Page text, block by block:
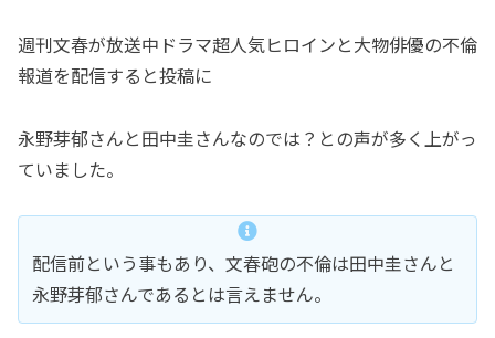
週刊文春が放送中ドラマ超人気ヒロインと大物俳優の不倫
報道を配信すると投稿に
永野芽郁さんと田中圭さんなのでは？との声が多く上がっ
ていました。
配信前という事もあり、文春砲の不倫は田中圭さんと
永野芽郁さんであるとは言えません。